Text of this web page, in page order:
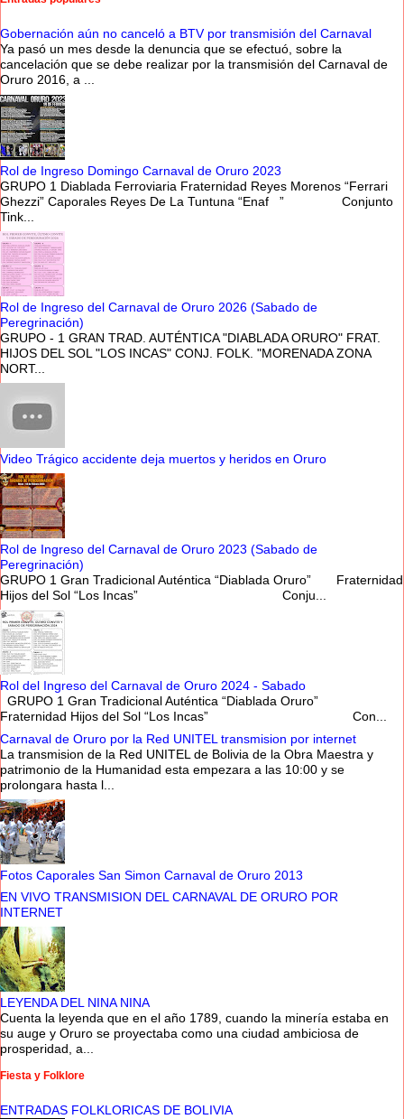
Gobernación aún no canceló a BTV por transmisión del Carnaval
Ya pasó un mes desde la denuncia que se efectuó, sobre la
cancelación que se debe realizar por la transmisión del Carnaval de
Oruro 2016, a ...
Rol de Ingreso Domingo Carnaval de Oruro 2023
GRUPO 1 Diablada Ferroviaria Fraternidad Reyes Morenos “Ferrari
Ghezzi” Caporales Reyes De La Tuntuna “Enaf ” Conjunto
Tink...
Rol de Ingreso del Carnaval de Oruro 2026 (Sabado de
Peregrinación)
GRUPO - 1 GRAN TRAD. AUTÉNTICA "DIABLADA ORURO" FRAT.
HIJOS DEL SOL "LOS INCAS" CONJ. FOLK. "MORENADA ZONA
NORT...
Video Trágico accidente deja muertos y heridos en Oruro
Rol de Ingreso del Carnaval de Oruro 2023 (Sabado de
Peregrinación)
GRUPO 1 Gran Tradicional Auténtica “Diablada Oruro” Fraternidad
Hijos del Sol “Los Incas” Conju...
Rol del Ingreso del Carnaval de Oruro 2024 - Sabado
GRUPO 1 Gran Tradicional Auténtica “Diablada Oruro”
Fraternidad Hijos del Sol “Los Incas” Con...
Carnaval de Oruro por la Red UNITEL transmision por internet
La transmision de la Red UNITEL de Bolivia de la Obra Maestra y
patrimonio de la Humanidad esta empezara a las 10:00 y se
prolongara hasta l...
Fotos Caporales San Simon Carnaval de Oruro 2013
EN VIVO TRANSMISION DEL CARNAVAL DE ORURO POR
INTERNET
LEYENDA DEL NINA NINA
Cuenta la leyenda que en el año 1789, cuando la minería estaba en
su auge y Oruro se proyectaba como una ciudad ambiciosa de
prosperidad, a...
Fiesta y Folklore
ENTRADAS FOLKLORICAS DE BOLIVIA